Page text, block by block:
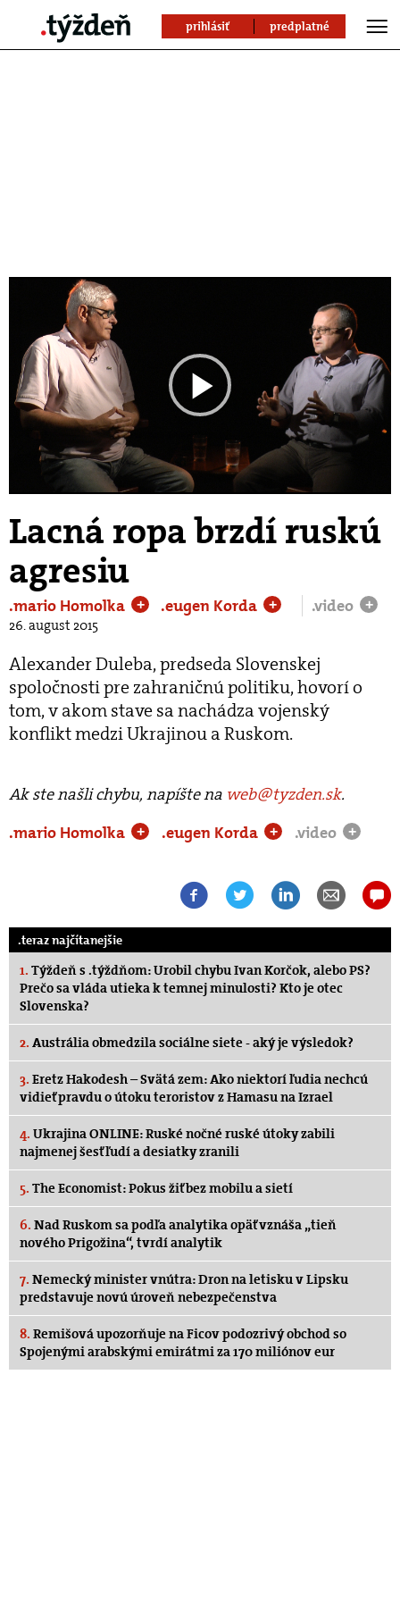
prihlásiť predplatné
Play
Video
Lacná ropa brzdí ruskú
agresiu
.mario Homolka + .eugen Korda + .video +
26. august 2015
Alexander Duleba, predseda Slovenskej
spoločnosti pre zahraničnú politiku, hovorí o
tom, v akom stave sa nachádza vojenský
konflikt medzi Ukrajinou a Ruskom.
Ak ste našli chybu, napíšte na web@tyzden.sk.
.mario Homolka
+ .eugen Korda + .video +
.teraz najčítanejšie
1. Týždeň s .týždňom: Urobil chybu Ivan Korčok, alebo PS?
Prečo sa vláda utieka k temnej minulosti? Kto je otec
Slovenska?
2. Austrália obmedzila sociálne siete - aký je výsledok?
3. Eretz Hakodesh – Svätá zem: Ako niektorí ľudia nechcú
vidieť pravdu o útoku teroristov z Hamasu na Izrael
4. Ukrajina ONLINE: Ruské nočné ruské útoky zabili
najmenej šesť ľudí a desiatky zranili
5. The Economist: Pokus žiť bez mobilu a sietí
6. Nad Ruskom sa podľa analytika opäť vznáša „tieň
nového Prigožina“, tvrdí analytik
7. Nemecký minister vnútra: Dron na letisku v Lipsku
predstavuje novú úroveň nebezpečenstva
8. Remišová upozorňuje na Ficov podozrivý obchod so
Spojenými arabskými emirátmi za 170 miliónov eur